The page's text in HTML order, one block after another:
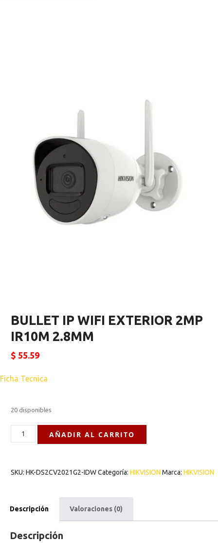
BULLET IP WIFI EXTERIOR 2MP
IR10M 2.8MM
$ 55.59
Ficha Tecnica
20 disponibles
AÑADIR AL CARRITO
SKU:HK-DS2CV2021G2-IDW Categoría:HIKVISION Marca:HIKVISION
Descripción Valoraciones (0)
Descripción